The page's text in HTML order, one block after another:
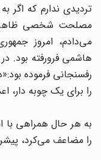
تردیدی ندارم که اگر
مصلحت شخصی ظاهری
می‌دادم، امروز
هاشمی فرورفته بود. در
رفسنجانی فرموده
را برای یک چوبه دار،
به هر حال همراهی با
را مضاعف می‌کرد،